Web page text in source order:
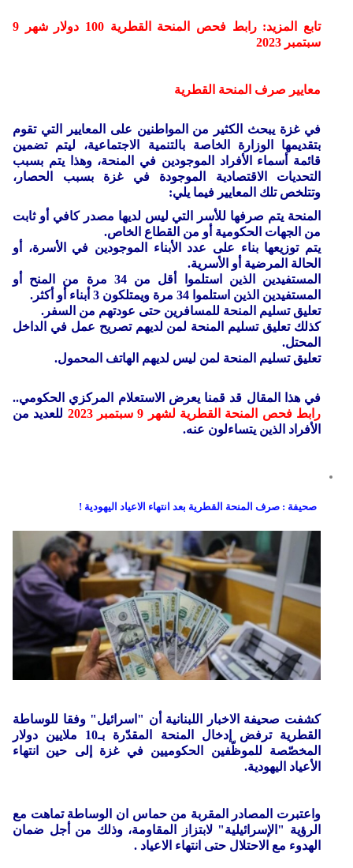
تابع المزيد: رابط فحص المنحة القطرية 100 دولار شهر 9
سبتمبر 2023
معايير صرف المنحة القطرية
في غزة يبحث الكثير من المواطنين على المعايير التي تقوم
بتقديمها الوزارة الخاصة بالتنمية الاجتماعية، ليتم تضمين
قائمة أسماء الأفراد الموجودين في المنحة، وهذا يتم بسبب
التحديات الاقتصادية الموجودة في غزة بسبب الحصار،
وتتلخص تلك المعايير فيما يلي:
المنحة يتم صرفها للأسر التي ليس لديها مصدر كافي أو ثابت
من الجهات الحكومية أو من القطاع الخاص.
يتم توزيعها بناء على عدد الأبناء الموجودين في الأسرة، أو
الحالة المرضية أو الأسرية.
المستفيدين الذين استلموا أقل من 34 مرة من المنح أو
المستفيدين الذين استلموا 34 مرة ويمتلكون 3 أبناء أو أكثر.
تعليق تسليم المنحة للمسافرين حتى عودتهم من السفر.
كذلك تعليق تسليم المنحة لمن لديهم تصريح عمل في الداخل
المحتل.
تعليق تسليم المنحة لمن ليس لديهم الهاتف المحمول.
في هذا المقال قد قمنا يعرض الاستعلام المركزي الحكومي..
رابط فحص المنحة القطرية لشهر 9 سبتمبر 2023
للعديد من
الأفراد الذين يتساءلون عنه.
صحيفة : صرف المنحة القطرية بعد انتهاء الاعياد اليهودية !
كشفت صحيفة الاخبار اللبنانية أن "اسرائيل" وفقا للوساطة
القطرية ترفض إدخال المنحة المقدّرة بـ10 ملايين دولار
المخصّصة للموظّفين الحكوميين في غزة إلى حين انتهاء
الأعياد اليهودية.
واعتبرت المصادر المقربة من حماس ان الوساطة تماهت مع
الرؤية "الإسرائيلية" لابتزاز المقاومة، وذلك من أجل ضمان
الهدوء مع الاحتلال حتى انتهاء الاعياد .